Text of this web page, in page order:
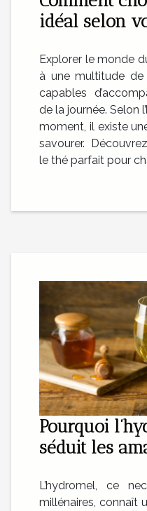
idéal selon
Explorer le monde
à une multitude de
capables
de la journée. Selon
moment, il existe
savourer.
le thé parfait pour
Pourquoi
séduit les
L’hydromel, ce
millénaires, connaît